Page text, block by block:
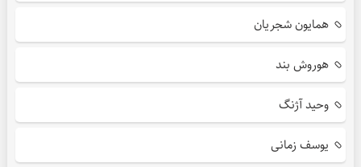
همایون شجریان
هوروش بند
وحید آژنگ
یوسف زمانی